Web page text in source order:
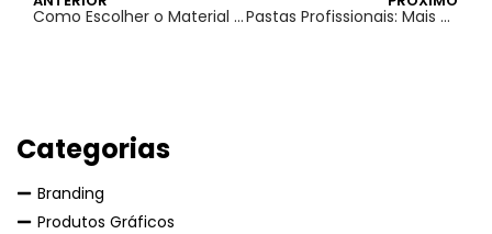
Como Escolher o Material Certo para suas Tags Profissionais Pastas Profissionais: Mais do que Armazenamento, um Instrumento de Marketing
Categorias
Branding
Produtos Gráficos